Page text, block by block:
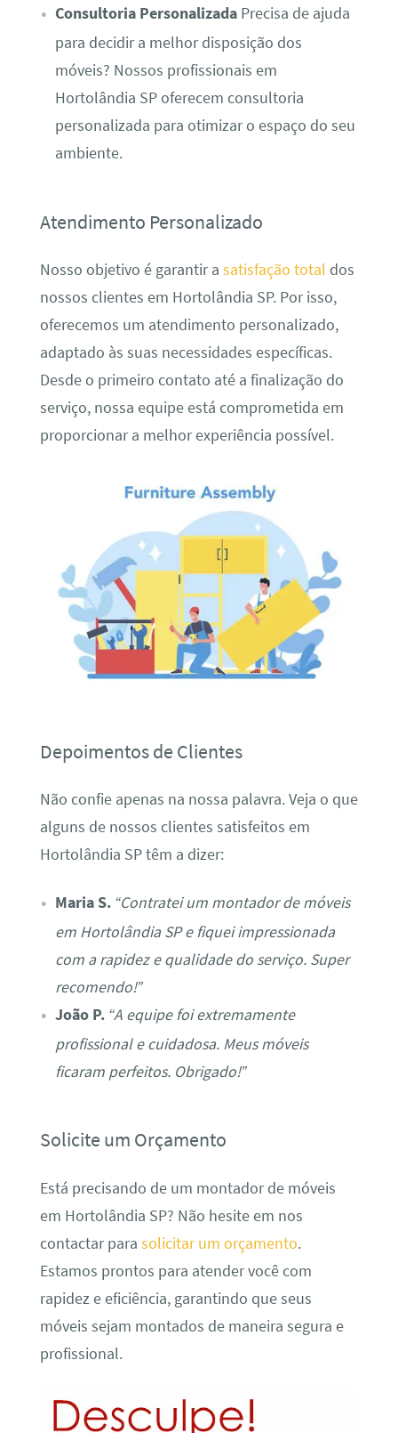
Consultoria PersonalizadaPrecisa de ajuda
para decidir a melhor disposição dos
móveis? Nossos profissionais em
Hortolândia SP oferecem consultoria
personalizada para otimizar o espaço do seu
ambiente.
Atendimento Personalizado
Nosso objetivo é garantir a satisfação total dos
nossos clientes em Hortolândia SP. Por isso,
oferecemos um atendimento personalizado,
adaptado às suas necessidades específicas.
Desde o primeiro contato até a finalização do
serviço, nossa equipe está comprometida em
proporcionar a melhor experiência possível.
Depoimentos de Clientes
Não confie apenas na nossa palavra. Veja o que
alguns de nossos clientes satisfeitos em
Hortolândia SP têm a dizer:
Maria S. “Contratei um montador de móveis
em Hortolândia SP e fiquei impressionada
com a rapidez e qualidade do serviço. Super
recomendo!”
João P. “A equipe foi extremamente
profissional e cuidadosa. Meus móveis
ficaram perfeitos. Obrigado!”
Solicite um Orçamento
Está precisando de um montador de móveis
em Hortolândia SP? Não hesite em nos
contactar para solicitar um orçamento.
Estamos prontos para atender você com
rapidez e eficiência, garantindo que seus
móveis sejam montados de maneira segura e
profissional.